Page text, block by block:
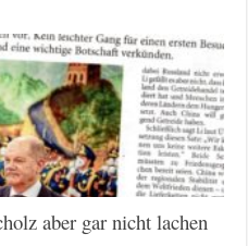
aber gar nicht lachen